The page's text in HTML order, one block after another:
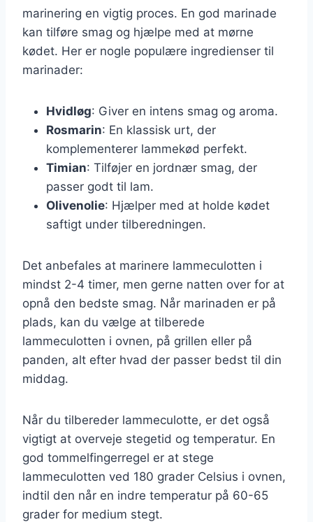
marinering en vigtig proces. En god marinade
kan tilføre smag og hjælpe med at mørne
kødet. Her er nogle populære ingredienser til
marinader:
Hvidløg: Giver en intens smag og aroma.
Rosmarin: En klassisk urt, der
komplementerer lammekød perfekt.
Timian: Tilføjer en jordnær smag, der
passer godt til lam.
Olivenolie: Hjælper med at holde kødet
saftigt under tilberedningen.
Det anbefales at marinere lammeculotten i
mindst 2-4 timer, men gerne natten over for at
opnå den bedste smag. Når marinaden er på
plads, kan du vælge at tilberede
lammeculotten i ovnen, på grillen eller på
panden, alt efter hvad der passer bedst til din
middag.
Når du tilbereder lammeculotte, er det også
vigtigt at overveje stegetid og temperatur. En
god tommelfingerregel er at stege
lammeculotten ved 180 grader Celsius i ovnen,
indtil den når en indre temperatur på 60-65
grader for medium stegt.